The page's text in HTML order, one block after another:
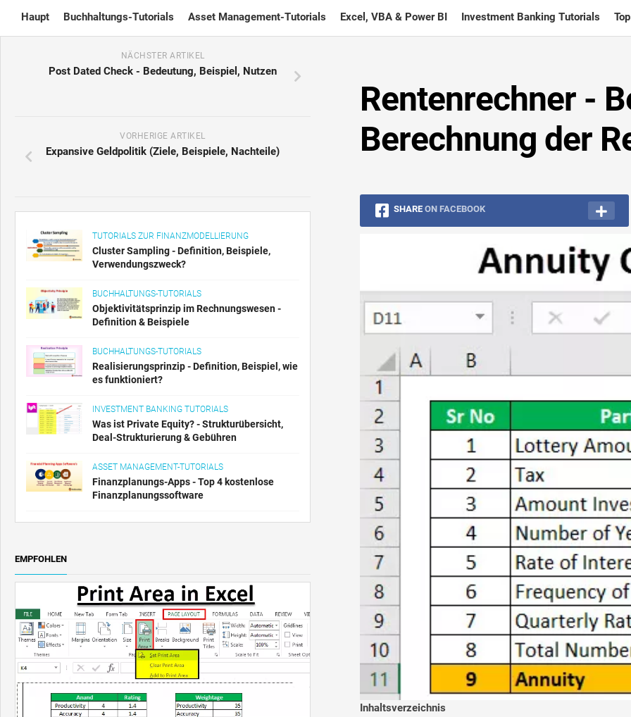
content
Haupt Buchhaltungs-Tutorials Asset Management-Tutorials Excel, VBA & Power BI Investment Banking Tutorials
Rentenrechner -
Berechnung der
SHARE ON FACEBOOK
Inhaltsverzeichnis
NÄCHSTER ARTIKEL
Post Dated Check - Bedeutung, Beispiel, Nutzen
VORHERIGE ARTIKEL
Expansive Geldpolitik (Ziele, Beispiele, Nachteile)
TUTORIALS ZUR FINANZMODELLIERUNG
Cluster Sampling - Definition, Beispiele,
Verwendungszweck?
BUCHHALTUNGS-TUTORIALS
Objektivitätsprinzip im Rechnungswesen -
Definition & Beispiele
BUCHHALTUNGS-TUTORIALS
Realisierungsprinzip - Definition, Beispiel, wie
es funktioniert?
INVESTMENT BANKING TUTORIALS
Was ist Private Equity? - Strukturübersicht,
Deal-Strukturierung & Gebühren
ASSET MANAGEMENT-TUTORIALS
Finanzplanungs-Apps - Top 4 kostenlose
Finanzplanungssoftware
EMPFOHLEN